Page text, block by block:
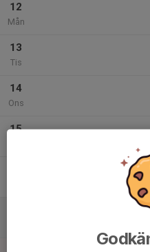
12
Mån
13
Tis
14
Ons
15